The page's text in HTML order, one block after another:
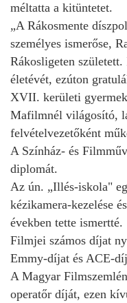
méltatta a kitüntetet.
„A Rákosmente
személyes ismerőse,
Rákosligeten
életévét, ezúton
XVII. kerületi
Mafilmnél világosító,
felvételvezetőként
A Színház- és
diplomát.
Az ún. „Illés-iskola"
kézikamera-kezelése
években tette ismertté.
Filmjei számos díjat
Emmy-díjat és ACE-
A Magyar
operatőr díját, ezen